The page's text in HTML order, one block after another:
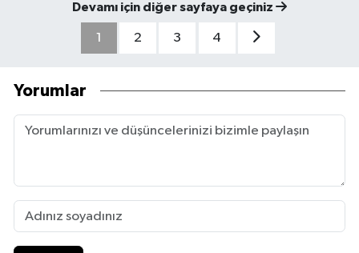
Devamı için diğer sayfaya geçiniz
1 2 3 4
Yorumlar